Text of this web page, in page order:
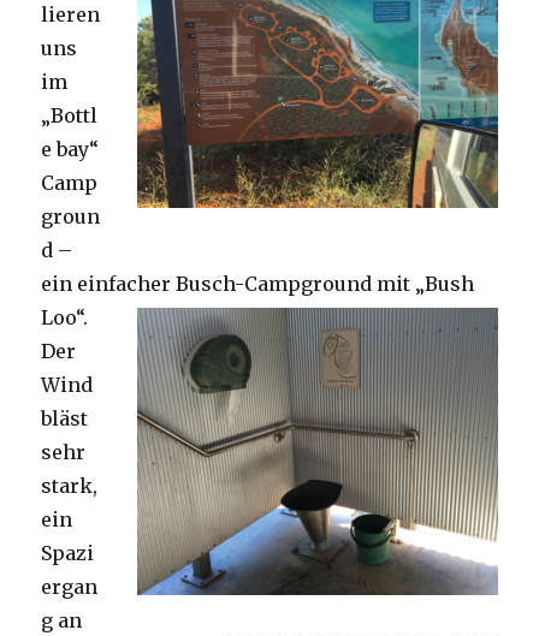
lieren
uns
im
„Bottl
e bay“
Camp
groun
d –
ein einfacher Busch-Campground mit „Bush
Loo“.
Der
Wind
bläst
sehr
stark,
ein
Spazi
ergan
g an